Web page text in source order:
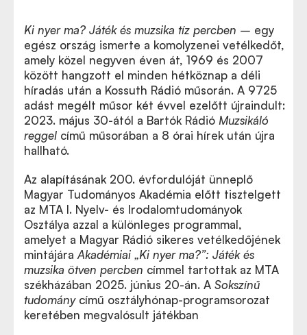
Ki nyer ma? Játék és muzsika tíz percben – egy
egész ország ismerte a komolyzenei vetélkedőt,
amely közel negyven éven át, 1969 és 2007
között hangzott el minden hétköznap a déli
híradás után a Kossuth Rádió műsorán. A 9725
adást megélt műsor két évvel ezelőtt újraindult:
2023. május 30-ától a Bartók Rádió Muzsikáló
reggel című műsorában a 8 órai hírek után újra
hallható.
Az alapításának 200. évfordulóját ünneplő
Magyar Tudományos Akadémia előtt tisztelgett
az MTA I. Nyelv- és Irodalomtudományok
Osztálya azzal a különleges programmal,
amelyet a Magyar Rádió sikeres vetélkedőjének
mintájára Akadémiai „Ki nyer ma?”: Játék és
muzsika ötven percben címmel tartottak az MTA
székházában 2025. június 20-án. A Sokszínű
tudomány című osztályhónap-programsorozat
keretében megvalósult játékban